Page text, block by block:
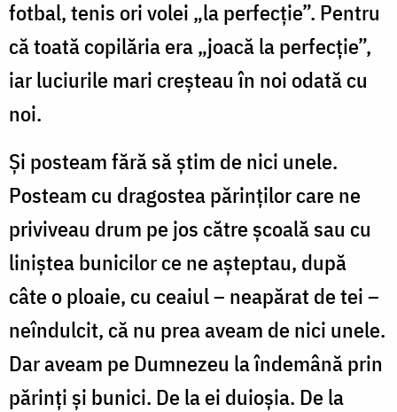
fotbal, tenis ori volei „la perfecție”. Pentru
că toată copilăria era „joacă la perfecție”,
iar luciurile mari creșteau în noi odată cu
noi.
Și posteam fără să știm de nici unele.
Posteam cu dragostea părinților care ne
priviveau drum pe jos către școală sau cu
liniștea bunicilor ce ne așteptau, după
câte o ploaie, cu ceaiul – neapărat de tei –
neîndulcit, că nu prea aveam de nici unele.
Dar aveam pe Dumnezeu la îndemână prin
părinți și bunici. De la ei duioșia. De la